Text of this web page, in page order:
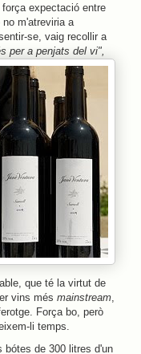
expectació entre
m'atreviria a
se, vaig recollir a
per a penjats del vi",
que té la virtut de
vins més mainstream,
Força bo, però
li temps.
bótes de 300 litres d'un